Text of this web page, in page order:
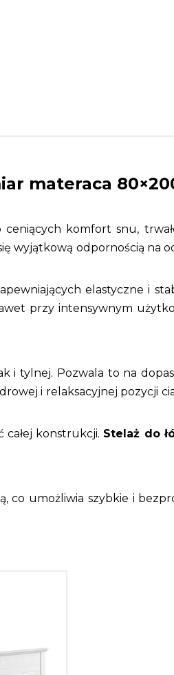
materaca
komfort snu,
wyjątkową odpornością na
elastyczne i
przy intensywnym
i tylnej. Pozwala to na
i relaksacyjnej pozycji
całej konstrukcji. Stelaż do
co umożliwia szybkie i